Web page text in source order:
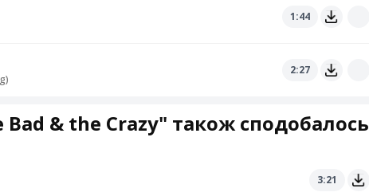
1:44
2:27
& the Crazy" також сподобалось
3:21